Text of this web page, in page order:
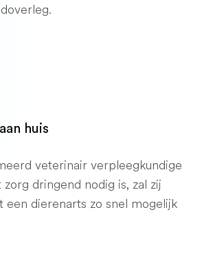
huis
veterinair verpleegkundige
dringend nodig is, zal zij
een dierenarts zo snel mogelijk